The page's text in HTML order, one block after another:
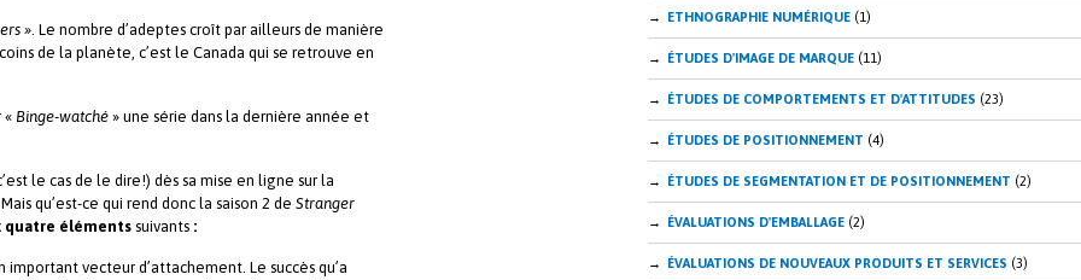
». Le nombre d’adeptes croît par ailleurs de manière
de la planète, c’est le Canada qui se retrouve en
« Binge-watché» une série dans la dernière année et
le cas de le dire!) dès sa mise en ligne sur la
qu’est-ce qui rend donc la saison 2 de Stranger
quatre élémentssuivants:
vecteur d’attachement. Le succès qu’a
ETHNOGRAPHIE NUMÉRIQUE(1)
ÉTUDES D'IMAGE DE MARQUE(11)
ÉTUDES DE COMPORTEMENTS ET D'ATTITUDES (23)
ÉTUDES DE POSITIONNEMENT (4)
ÉTUDES DE SEGMENTATION ET DE POSITIONNEMENT (2)
ÉVALUATIONS D'EMBALLAGE(2)
ÉVALUATIONS DE NOUVEAUX PRODUITS ET SERVICES (3)